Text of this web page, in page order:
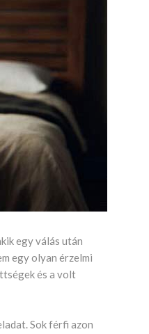
egy válás után
egy olyan érzelmi
és a volt
Sok férfi azon